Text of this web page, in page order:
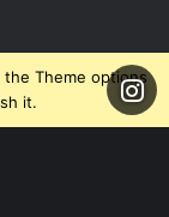
the Theme options
it.